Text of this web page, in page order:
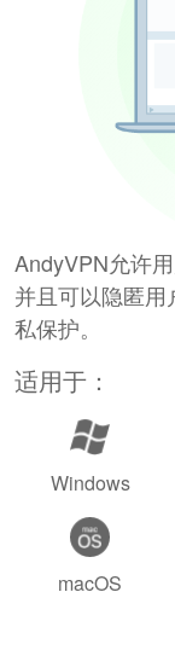
AndyVPN允许
并且可以隐匿
私保护。
适用于：
Windows
macOS